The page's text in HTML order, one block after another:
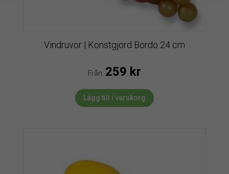
Vindruvor | Konstgjord Bordo 24 cm
Från: 259 kr
Lägg till i varukorg